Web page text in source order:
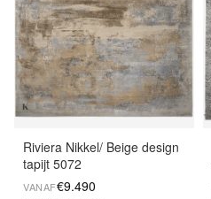
Riviera Nikkel/ Beige design
tapijt 5072
VANAF€9.490